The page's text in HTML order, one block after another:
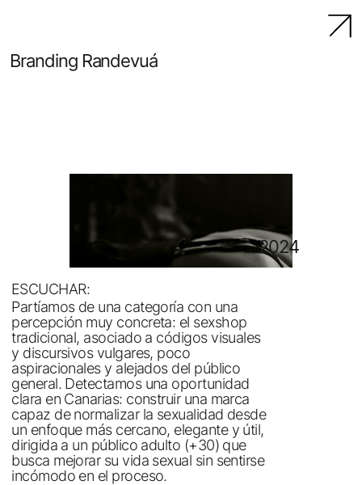
Branding Randevuá
2024
ESCUCHAR:
Partíamos de una categoría con una
percepción muy concreta: el sexshop
tradicional, asociado a códigos visuales
y discursivos vulgares, poco
aspiracionales y alejados del público
general. Detectamos una oportunidad
clara en Canarias: construir una marca
capaz de normalizar la sexualidad desde
un enfoque más cercano, elegante y útil,
dirigida a un público adulto (+30) que
busca mejorar su vida sexual sin sentirse
incómodo en el proceso.